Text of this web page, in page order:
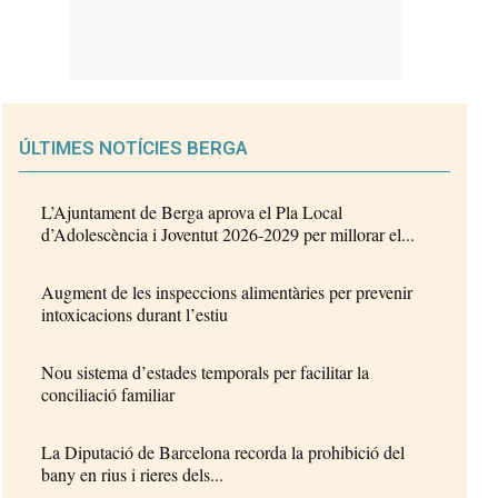
ÚLTIMES NOTÍCIES BERGA
L’Ajuntament de Berga aprova el Pla Local
d’Adolescència i Joventut 2026-2029 per millorar el...
Augment de les inspeccions alimentàries per prevenir
intoxicacions durant l’estiu
Nou sistema d’estades temporals per facilitar la
conciliació familiar
La Diputació de Barcelona recorda la prohibició del
bany en rius i rieres dels...